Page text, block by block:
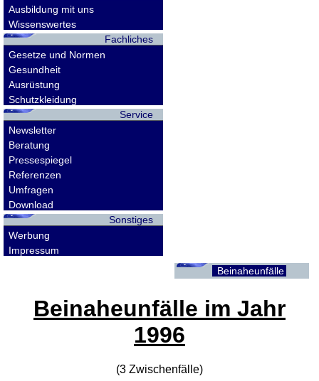
Ausbildung mit uns
Wissenswertes
Fachliches
Gesetze und Normen
Gesundheit
Ausrüstung
Schutzkleidung
Service
Newsletter
Beratung
Pressespiegel
Referenzen
Umfragen
Download
Sonstiges
Werbung
Impressum
Beinaheunfälle
Beinaheunfälle im Jahr
1996
(3 Zwischenfälle)